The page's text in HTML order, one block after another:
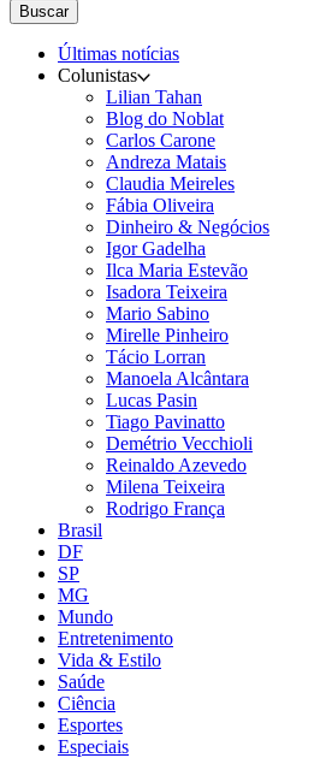
Buscar
Últimas notícias
Colunistas
Lilian Tahan
Blog do Noblat
Carlos Carone
Andreza Matais
Claudia Meireles
Fábia Oliveira
Dinheiro & Negócios
Igor Gadelha
Ilca Maria Estevão
Isadora Teixeira
Mario Sabino
Mirelle Pinheiro
Tácio Lorran
Manoela Alcântara
Lucas Pasin
Tiago Pavinatto
Demétrio Vecchioli
Reinaldo Azevedo
Milena Teixeira
Rodrigo França
Brasil
DF
SP
MG
Mundo
Entretenimento
Vida & Estilo
Saúde
Ciência
Esportes
Especiais